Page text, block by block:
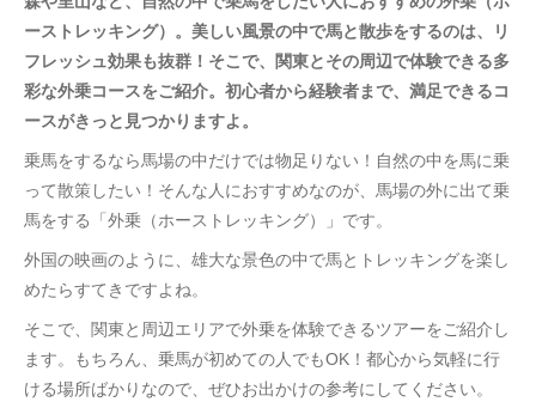
ーストレッキング）。美しい風景の中で馬と散歩をするのは、リ
フレッシュ効果も抜群！そこで、関東とその周辺で体験できる多
彩な外乗コースをご紹介。初心者から経験者まで、満足できるコ
ースがきっと見つかりますよ。
乗馬をするなら馬場の中だけでは物足りない！自然の中を馬に乗
って散策したい！そんな人におすすめなのが、馬場の外に出て乗
馬をする「外乗（ホーストレッキング）」です。
外国の映画のように、雄大な景色の中で馬とトレッキングを楽し
めたらすてきですよね。
そこで、関東と周辺エリアで外乗を体験できるツアーをご紹介し
ます。もちろん、乗馬が初めての人でもOK！都心から気軽に行
ける場所ばかりなので、ぜひお出かけの参考にしてください。